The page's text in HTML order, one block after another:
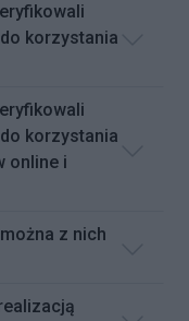
korzystania
korzystania
online i
z nich